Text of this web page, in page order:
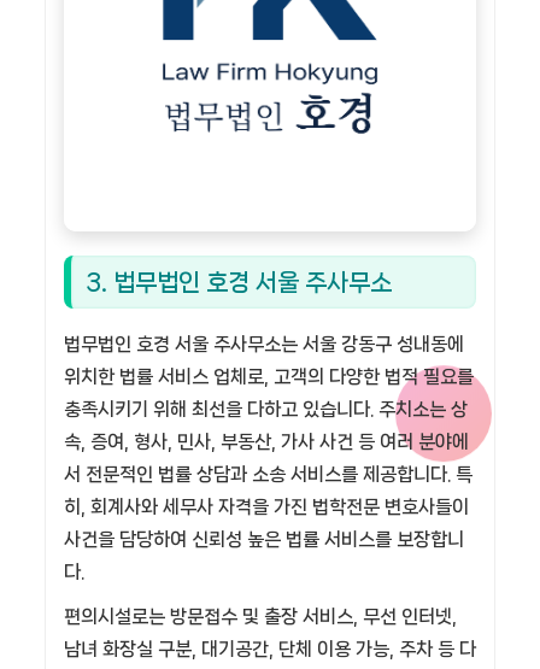
3. 법무법인 호경 서울 주사무소
법무법인 호경 서울 주사무소는 서울 강동구 성내동에
위치한 법률 서비스 업체로, 고객의 다양한 법적 필요를
충족시키기 위해 최선을 다하고 있습니다. 주치소는 상
속, 증여, 형사, 민사, 부동산, 가사 사건 등 여러 분야에
서 전문적인 법률 상담과 소송 서비스를 제공합니다. 특
히, 회계사와 세무사 자격을 가진 법학전문 변호사들이
사건을 담당하여 신뢰성 높은 법률 서비스를 보장합니
다.
편의시설로는 방문접수 및 출장 서비스, 무선 인터넷,
남녀 화장실 구분, 대기공간, 단체 이용 가능, 주차 등 다